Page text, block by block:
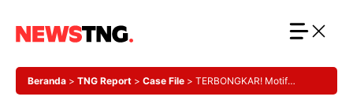
Beranda > TNG Report > Case File > TERBONGKAR! Motif